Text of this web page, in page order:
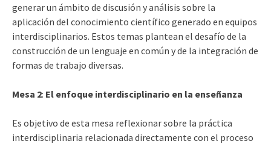
generar un ámbito de discusión y análisis sobre la
aplicación del conocimiento científico generado en equipos
interdisciplinarios. Estos temas plantean el desafío de la
construcción de un lenguaje en común y de la integración de
formas de trabajo diversas.
Mesa 2: El enfoque interdisciplinario en la enseñanza
Es objetivo de esta mesa reflexionar sobre la práctica
interdisciplinaria relacionada directamente con el proceso